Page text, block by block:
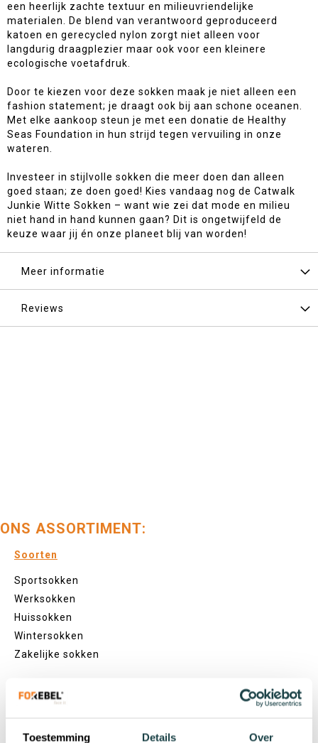
Toestemming Details Over
een heerlijk zachte textuur en milieuvriendelijke
materialen. De blend van verantwoord geproduceerd
katoen en gerecycled nylon zorgt niet alleen voor
langdurig draagplezier maar ook voor een kleinere
ecologische voetafdruk.
Door te kiezen voor deze sokken maak je niet alleen een
fashion statement; je draagt ook bij aan schone oceanen.
Met elke aankoop steun je met een donatie de Healthy
Seas Foundation in hun strijd tegen vervuiling in onze
wateren.
Investeer in stijlvolle sokken die meer doen dan alleen
goed staan; ze doen goed! Kies vandaag nog de Catwalk
Junkie Witte Sokken – want wie zei dat mode en milieu
niet hand in hand kunnen gaan? Dit is ongetwijfeld de
keuze waar jij én onze planeet blij van worden!
Meer informatie
Reviews
ONS ASSORTIMENT:
Soorten
Sportsokken
Werksokken
Huissokken
Wintersokken
Zakelijke sokken
Lengtes